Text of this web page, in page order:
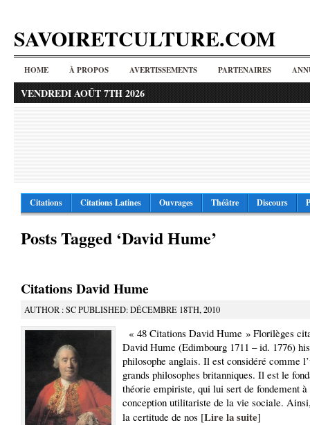
SAVOIRETCULTURE.COM
HOME À PROPOS AVERTISSEMENTS PARTENAIRES
VENDREDI AOÛT 7TH 2026
Citations Citations Latines Ouvrages Théâtre Discours
Posts Tagged ‘David Hume’
Citations David Hume
AUTHOR : SC PUBLISHED: DÉCEMBRE 18TH, 2010
« 48 Citations David Hume » Florilèges
David Hume (Edimbourg 1711 – id. 1776)
philosophe anglais. Il est considéré comme
grands philosophes britanniques. Il est le
théorie empiriste, qui lui sert de fondement à
conception utilitariste de la vie sociale.
la certitude de nos [Lire la suite]